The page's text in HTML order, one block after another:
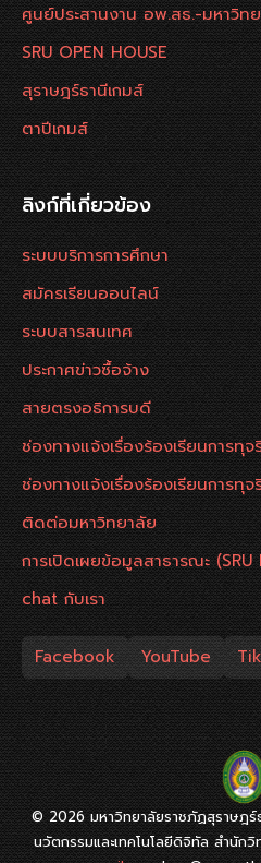
ศูนย์ประสานงาน อพ.สธ.-มหาวิท
SRU OPEN HOUSE
สุราษฎร์ธานีเกมส์
ตาปีเกมส์
ลิงก์ที่เกี่ยวข้อง
ระบบบริการการศึกษา
สมัครเรียนออนไลน์
ระบบสารสนเทศ
ประกาศข่าวซื้อจ้าง
สายตรงอธิการบดี
ช่องทางแจ้งเรื่องร้องเรียนการทุ
ช่องทางแจ้งเรื่องร้องเรียนการทุ
ติดต่อมหาวิทยาลัย
การเปิดเผยข้อมูลสาธารณะ (SRU
chat กับเรา
Facebook YouTube
© 2026 มหาวิทยาลัยราชภัฏสุราษฎ
นวัตกรรมและเทคโนโลยีดิจิทัล สำนักวิ